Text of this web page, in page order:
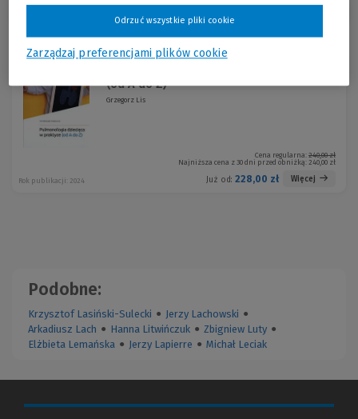
(od A do Z)
Grzegorz Lis
Cena regularna: 240,00 zł
Najniższa cena z 30 dni przed obniżką: 240,00 zł
Już od: 228,00 zł Więcej
Rok publikacji: 2024
Podobne:
Krzysztof Lasiński-Sulecki ● Jerzy Lachowski ●
Arkadiusz Lach ● Hanna Litwińczuk ● Zbigniew Luty ●
Elżbieta Lemańska ● Jerzy Lapierre ● Michał Leciak
Zarządzaj preferencjami plików cookie
Odrzuć wszystkie pliki cookie